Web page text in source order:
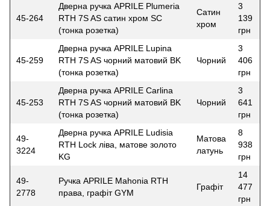
45-264
Дверна ручка APRILE Plumeria
RTH 7S AS сатин хром SC
(тонка розетка)
Сатин
хром
3
139
грн
45-259
Дверна ручка APRILE Lupina
RTH 7S AS чорний матовий BK
(тонка розетка)
Чорний
3
406
грн
45-253
Дверна ручка APRILE Carlina
RTH 7S AS чорний матовий BK
(тонка розетка)
Чорний
3
641
грн
49-
3224
Дверна ручка APRILE Ludisia
RTH Lock ліва, матове золото
KG
Матова
латунь
8
938
грн
49-
2778
Ручка APRILE Mahonia RTH
права, графіт GYM
Графіт
14
477
грн